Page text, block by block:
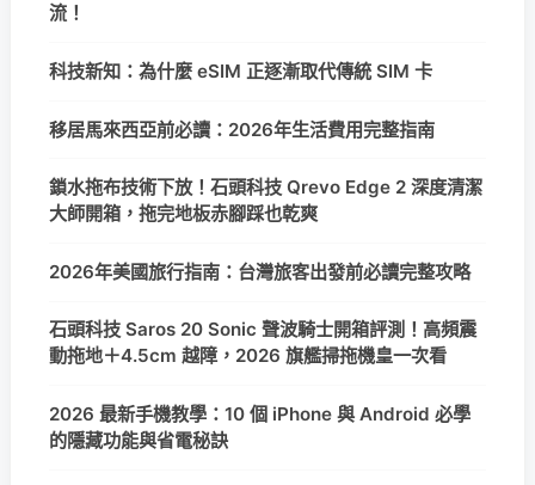
流！
科技新知：為什麼 eSIM 正逐漸取代傳統 SIM 卡
移居馬來西亞前必讀：2026年生活費用完整指南
鎖水拖布技術下放！石頭科技 Qrevo Edge 2 深度清潔
大師開箱，拖完地板赤腳踩也乾爽
2026年美國旅行指南：台灣旅客出發前必讀完整攻略
石頭科技 Saros 20 Sonic 聲波騎士開箱評測！高頻震
動拖地＋4.5cm 越障，2026 旗艦掃拖機皇一次看
2026 最新手機教學：10 個 iPhone 與 Android 必學
的隱藏功能與省電秘訣